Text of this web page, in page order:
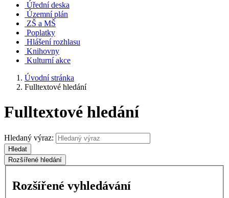
Úřední deska
Územní plán
ZŠ a MŠ
Poplatky
Hlášení rozhlasu
Knihovny
Kulturní akce
Úvodní stránka
Fulltextové hledání
Fulltextové hledání
Hledaný výraz:
Hledat
Rozšířené hledání
Rozšířené vyhledávání